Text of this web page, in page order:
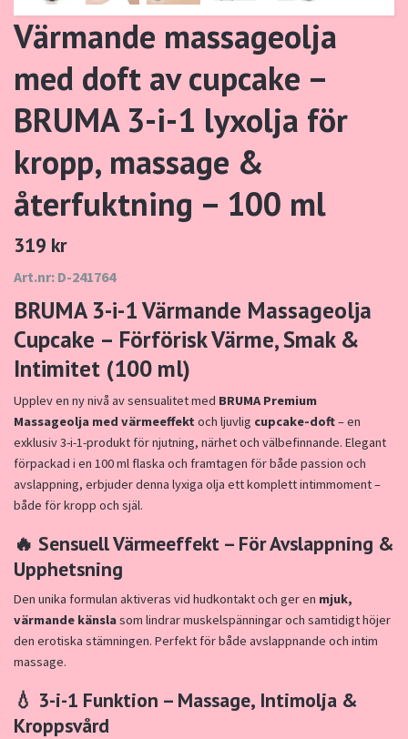
Värmande massageolja
med doft av cupcake –
BRUMA 3-i-1 lyxolja för
kropp, massage &
återfuktning – 100 ml
319 kr
Art.nr: D-241764
BRUMA 3-i-1 Värmande Massageolja
Cupcake – Förförisk Värme, Smak &
Intimitet (100 ml)
Upplev en ny nivå av sensualitet med BRUMA Premium
Massageolja med värmeeffekt och ljuvlig cupcake-doft– en
exklusiv 3-i-1-produkt för njutning, närhet och välbefinnande. Elegant
förpackad i en 100 ml flaska och framtagen för både passion och
avslappning, erbjuder denna lyxiga olja ett komplett intimmoment –
både för kropp och själ.
🔥 Sensuell Värmeeffekt – För Avslappning &
Upphetsning
Den unika formulan aktiveras vid hudkontakt och ger en mjuk,
värmande känslasom lindrar muskelspänningar och samtidigt höjer
den erotiska stämningen. Perfekt för både avslappnande och intim
massage.
💧 3-i-1 Funktion – Massage, Intimolja &
Kroppsvård